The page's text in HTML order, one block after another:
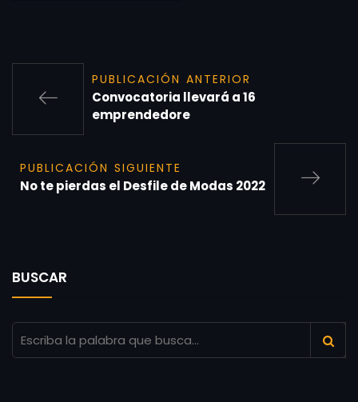
PUBLICACIÓN ANTERIOR
Convocatoria llevará a 16
emprendedore
PUBLICACIÓN SIGUIENTE
No te pierdas el Desfile de Modas 2022
BUSCAR